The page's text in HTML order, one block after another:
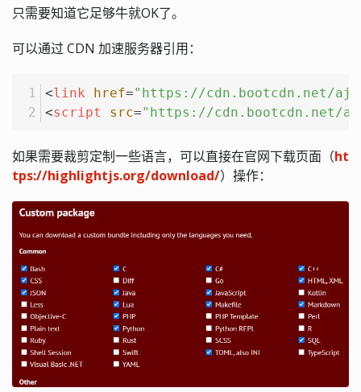
只需要知道它足够牛就OK了。
可以通过 CDN 加速服务器引用：
<link href="https://cdn.bootcdn.net/
<script src="https://cdn.bootcdn.net/
如果需要裁剪定制一些语言，可以直接在官网下载页面（ht
tps://highlightjs.org/download/）操作：